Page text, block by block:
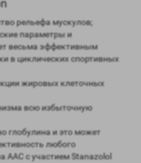
рельефа мускулов;
параметры и
весьма эффективным
в циклических спортивных
жировых клеточных
всю избыточную
глобулина и это может
любого
ААС с участием Stanazolol